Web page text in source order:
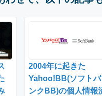
2004年に起きた
Yahoo!BB(ソフトバ
ンクBB)の個人情報